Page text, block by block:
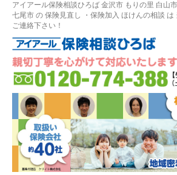
アイアール保険相談ひろば 金沢市 もりの里 白山
七尾市 の 保険見直し ・保険加入 ほけんの相談 は
ご連絡下さい！